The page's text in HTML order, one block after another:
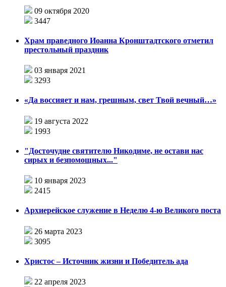
09 октября 2020
3447
Храм праведного Иоанна Кронштадтского отметил
престольный праздник
03 января 2021
3293
«Да воссияет и нам, грешным, свет Твой вечный…»
19 августа 2022
1993
"Досточудне святителю Никодиме, не остави нас
сирых и безпомощных..."
10 января 2023
2415
Архиерейское служение в Неделю 4-ю Великого поста
26 марта 2023
3095
Христос – Источник жизни и Победитель ада
22 апреля 2023